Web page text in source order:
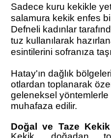
Sadece kuru kekikle
salamura kekik enfes
Defneli kadınlar
tuz kullanılarak
esintilerini sofranıza
Hatay'ın dağlık
otlardan toplanarak
geleneksel
muhafaza edilir.
Doğal ve Taze Kekik